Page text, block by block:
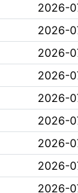
2026-
2026-
2026-
2026-
2026-
2026-
2026-
2026-
2026-